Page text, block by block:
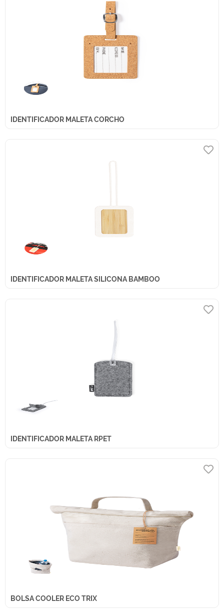
IDENTIFICADOR MALETA CORCHO
IDENTIFICADOR MALETA SILICONA BAMBOO
IDENTIFICADOR MALETA RPET
BOLSA COOLER ECO TRIX